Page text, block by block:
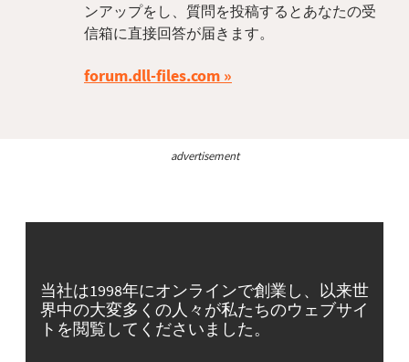
ンアップをし、質問を投稿するとあなたの受
信箱に直接回答が届きます。
forum.dll-files.com
advertisement
当社は1998年にオンラインで創業し、以来世
界中の大変多くの人々が私たちのウェブサイ
トを閲覧してくださいました。